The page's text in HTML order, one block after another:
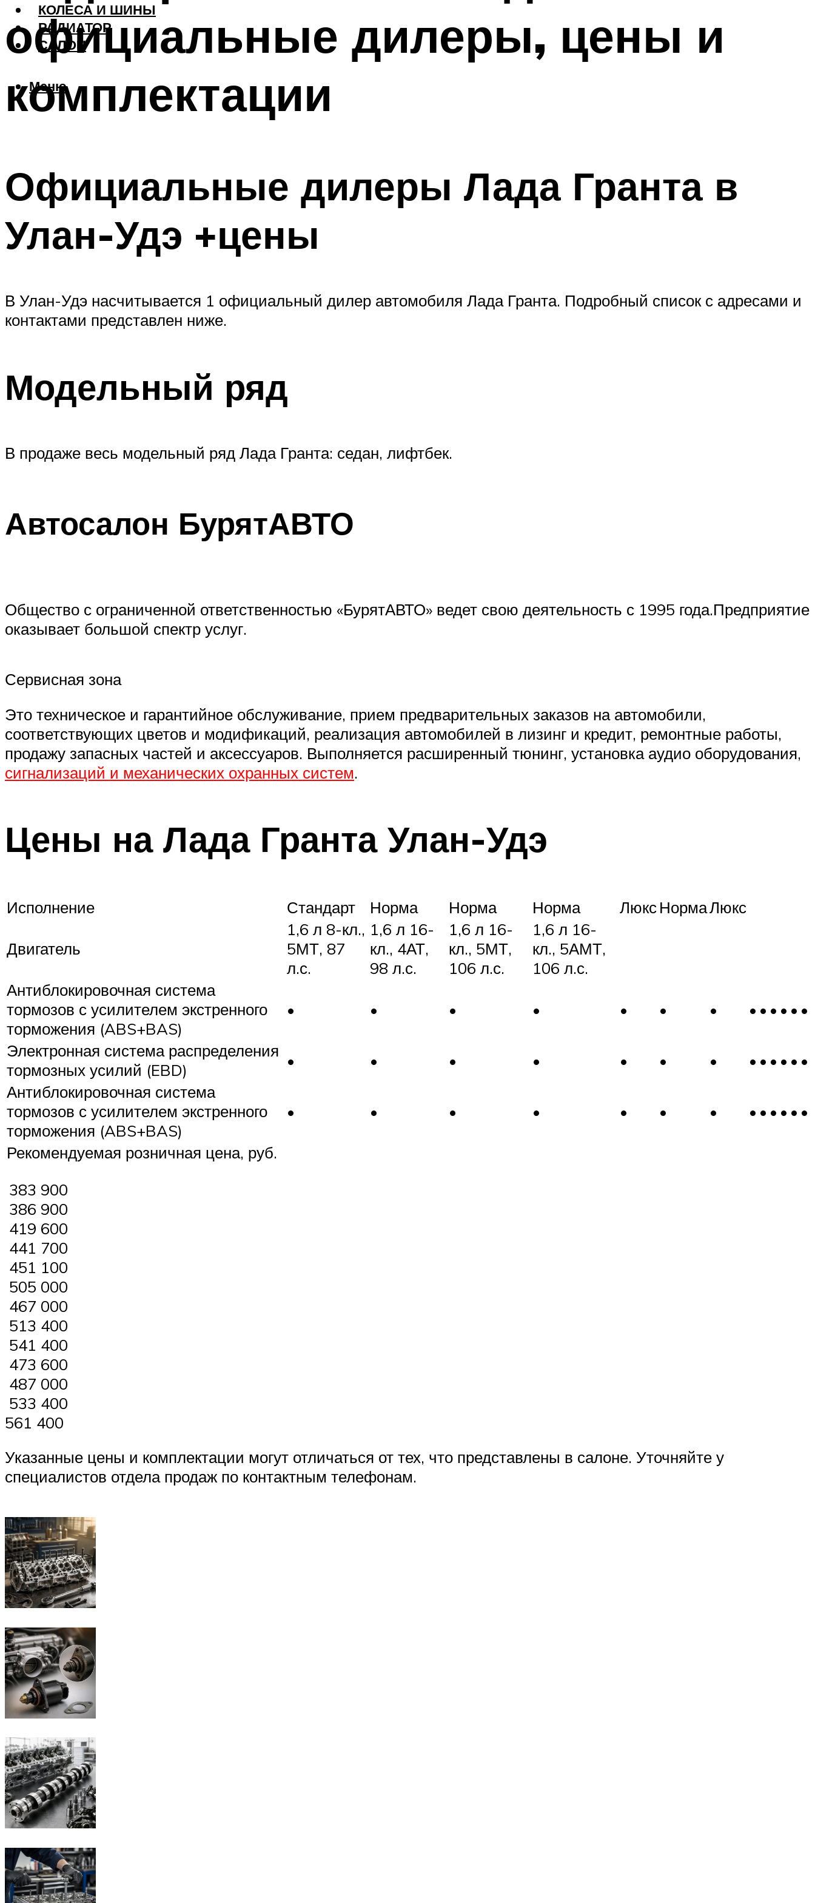
КОЛЕСА И ШИНЫ
РАДИАТОР
САЛОН
Меню
официальные дилеры, цены и
комплектации
Официальные дилеры Лада Гранта в
Улан-Удэ +цены
В Улан-Удэ насчитывается 1 официальный дилер автомобиля Лада Гранта. Подробный список с адресами и
контактами представлен ниже.
Модельный ряд
В продаже весь модельный ряд Лада Гранта: седан, лифтбек.
Автосалон БурятАВТО
Общество с ограниченной ответственностью «БурятАВТО» ведет свою деятельность с 1995 года.Предприятие
оказывает большой спектр услуг.
Сервисная зона
Это техническое и гарантийное обслуживание, прием предварительных заказов на автомобили,
соответствующих цветов и модификаций, реализация автомобилей в лизинг и кредит, ремонтные работы,
продажу запасных частей и аксессуаров. Выполняется расширенный тюнинг, установка аудио оборудования,
сигнализаций и механических охранных систем.
Цены на Лада Гранта Улан-Удэ
Исполнение Стандарт Норма Норма Норма ЛюксНормаЛюкс
Двигатель
1,6 л 8-кл.,
5МТ, 87
л.с.
1,6 л 16-
кл., 4АТ,
98 л.с.
1,6 л 16-
кл., 5МТ,
106 л.с.
1,6 л 16-
кл., 5АМТ,
106 л.с.
Антиблокировочная система
тормозов с усилителем экстренного
торможения (ABS+BAS)
• • • • • • • • • • • • •
Электронная система распределения
тормозных усилий (EBD)
• • • • • • • • • • • • •
Антиблокировочная система
тормозов с усилителем экстренного
торможения (ABS+BAS)
• • • • • • • • • • • • •
Рекомендуемая розничная цена, руб.
383 900
386 900
419 600
441 700
451 100
505 000
467 000
513 400
541 400
473 600
487 000
533 400
561 400
Указанные цены и комплектации могут отличаться от тех, что представлены в салоне. Уточняйте у
специалистов отдела продаж по контактным телефонам.